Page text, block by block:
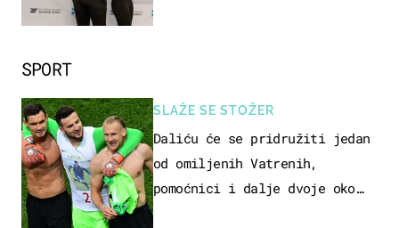
SPORT
SLAŽE SE STOŽER
Daliću će se pridružiti jedan
od omiljenih Vatrenih,
pomoćnici i dalje dvoje oko